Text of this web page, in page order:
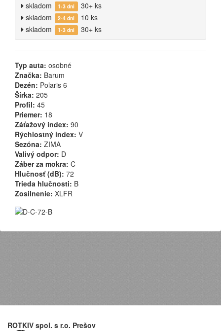
skladom 1-3 dni
30+ ks
skladom
2-4 dni
10 ks
skladom
1-3 dni 30+ ks
Typ auta: osobné
Značka: Barum
Dezén: Polaris 6
Šírka: 205
Profil: 45
Priemer: 18
Záťažový index: 90
Rýchlostný index: V
Sezóna: ZIMA
Valivý odpor: D
Záber za mokra: C
Hlučnosť (dB): 72
Trieda hlučnosti: B
Zosilnenie: XLFR
ROTKIV spol. s r.o. Prešov